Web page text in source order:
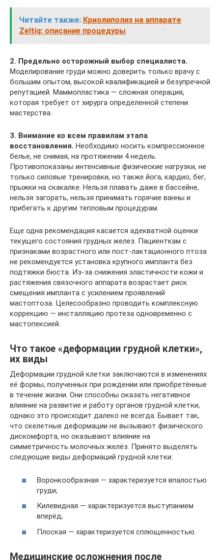
Читайте также: Криолиполиз на аппарате
Zeltiq: описание процедуры
2. Предельно осторожный выбор специалиста.
Моделирование груди можно доверить только врачу с
большим опытом, высокой квалификацией и безупречной
репутацией. Маммопластика — сложная операция,
которая требует от хирурга определенной степени
мастерства.
3. Внимание ко всем правилам этапа
восстановления. Необходимо носить компрессионное
белье, не снимая, на протяжении 4 недель.
Противопоказаны интенсивные физические нагрузки, не
только силовые тренировки, но также йога, кардио, бег,
прыжки на скакалке. Нельзя плавать даже в бассейне,
нельзя загорать, нельзя принимать горячие ванны и
прибегать к другим тепловым процедурам.
Еще одна рекомендация касается адекватной оценки
текущего состояния грудных желез. Пациенткам с
признаками возрастного или пост-лактационного птоза
не рекомендуется установка крупного импланта без
подтяжки бюста. Из-за снижения эластичности кожи и
растяжения связочного аппарата возрастает риск
смещения импланта с усилением проявлений
мастоптоза. Целесообразно проводить комплексную
коррекцию — инсталляцию протеза одновременно с
мастопексией.
Что такое «деформации грудной клетки»,
их виды
Деформации грудной клетки заключаются в изменениях
её формы, полученных при рождении или приобретённые
в течение жизни. Они способны оказать негативное
влияние на развитие и работу органов грудной клетки,
однако это происходит далеко не всегда. Бывает так,
что скелетные деформации не вызывают физического
дискомфорта, но оказывают влияние на
симметричность молочных желёз. Принято выделять
следующие виды деформаций грудной клетки:
Воронкообразная — характеризуется впалостью
груди;
Килевидная — характеризуется выступанием
вперёд;
Плоская — характеризуется сплющенностью.
Медицинские осложнения после